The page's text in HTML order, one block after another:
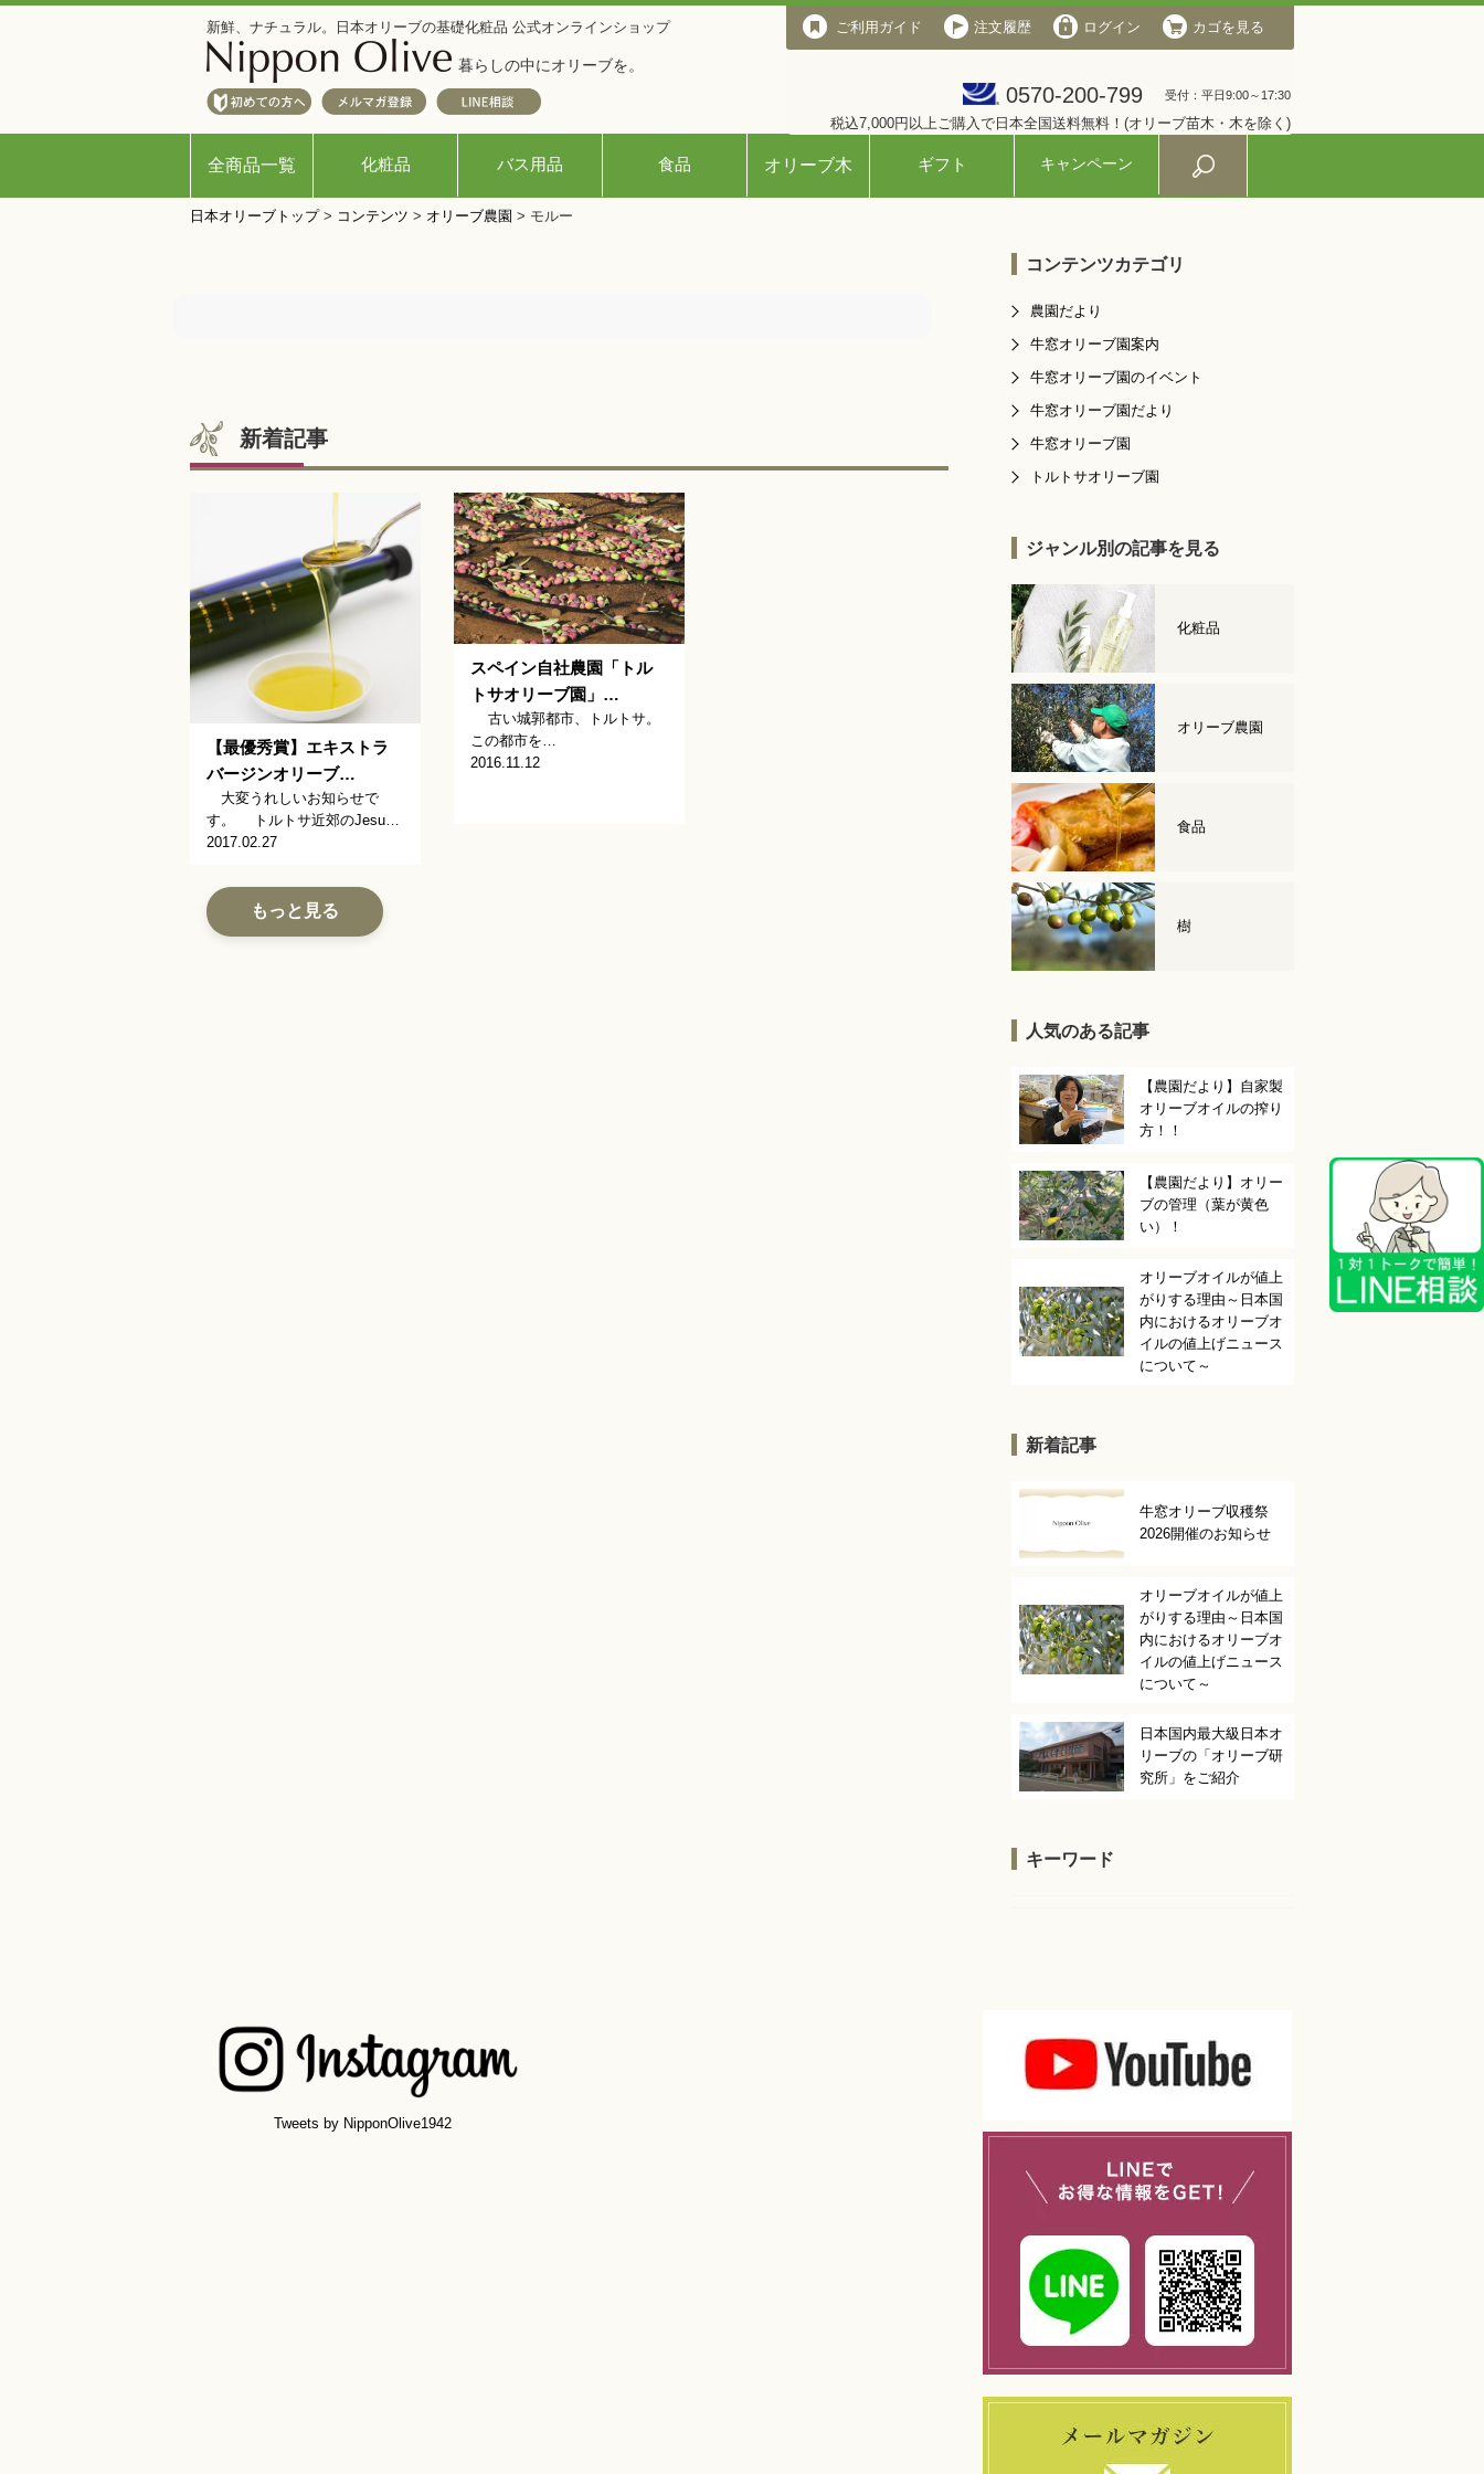
新鮮、ナチュラル。日本オリーブの基礎化粧品 公式オンラインショップ
暮らしの中にオリーブを。
ご利用ガイド 注文履歴 ログイン カゴを見る
0570-200-799 受付：平日9:00～17:30
税込7,000円以上ご購入で日本全国送料無料！(オリーブ苗木・木を除く)
全商品一覧 化粧品 バス用品 食品 オリーブ木 ギフト キャンペーン
ご利用ガイド 会社概要 ログイン カゴを見る
0570-200-799 受付：平日9:00～17:30
日本オリーブトップ> コンテンツ > オリーブ農園 > モルー
新着記事
【最優秀賞】エキストラ
バージンオリーブ…
大変うれしいお知らせで
す。 トルトサ近郊のJesu…
2017.02.27
スペイン自社農園「トル
トサオリーブ園」…
古い城郭都市、トルトサ。
この都市を…
2016.11.12
もっと見る
コンテンツカテゴリ
農園だより
牛窓オリーブ園案内
牛窓オリーブ園のイベント
牛窓オリーブ園だより
牛窓オリーブ園
トルトサオリーブ園
ジャンル別の記事を見る
化粧品
オリーブ農園
食品
樹
人気のある記事
【農園だより】自家製
オリーブオイルの搾り
方！！
【農園だより】オリー
ブの管理（葉が黄色
い）！
オリーブオイルが値上
がりする理由～日本国
内におけるオリーブオ
イルの値上げニュース
について～
新着記事
牛窓オリーブ収穫祭
2026開催のお知らせ
オリーブオイルが値上
がりする理由～日本国
内におけるオリーブオ
イルの値上げニュース
について～
日本国内最大級日本オ
リーブの「オリーブ研
究所」をご紹介
キーワード
Tweets by NipponOlive1942